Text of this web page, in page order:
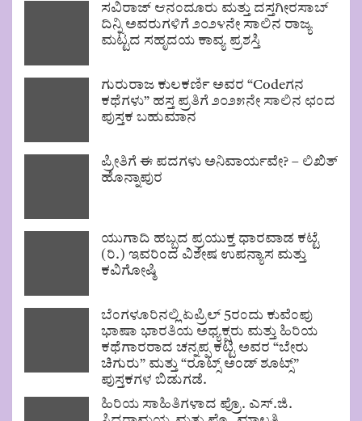
ಸವಿರಾಜ್ ಆನಂದೂರು ಮತ್ತು ದಸ್ತಗೀರಸಾಬ್
ದಿನ್ನಿ ಅವರುಗಳಿಗೆ ೨೦೨೪ನೇ ಸಾಲಿನ ರಾಜ್ಯ
ಮಟ್ಟದ ಸಹೃದಯ ಕಾವ್ಯ ಪ್ರಶಸ್ತಿ
ಗುರುರಾಜ ಕುಲಕರ್ಣಿ ಅವರ “Codeಗನ
ಕಥೆಗಳು” ಹಸ್ತ ಪ್ರತಿಗೆ ೨೦೨೫ನೇ ಸಾಲಿನ ಛಂದ
ಪುಸ್ತಕ ಬಹುಮಾನ
ಪ್ರೀತಿಗೆ ಈ ಪದಗಳು ಅನಿವಾರ್ಯವೇ? – ಲಿಖಿತ್
ಹೊನ್ನಾಪುರ
ಯುಗಾದಿ ಹಬ್ಬದ ಪ್ರಯುಕ್ತ ಧಾರವಾಡ ಕಟ್ಟೆ
(ರಿ.) ಇವರಿಂದ ವಿಶೇಷ ಉಪನ್ಯಾಸ ಮತ್ತು
ಕವಿಗೋಷ್ಠಿ
ಬೆಂಗಳೂರಿನಲ್ಲಿ ಏಪ್ರಿಲ್ 5ರಂದು ಕುವೆಂಪು
ಭಾಷಾ ಭಾರತಿಯ ಅಧ್ಯಕ್ಷರು ಮತ್ತು ಹಿರಿಯ
ಕಥೆಗಾರರಾದ ಚನ್ನಪ್ಪ ಕಟ್ಟಿ ಅವರ “ಬೇರು
ಚಿಗುರು” ಮತ್ತು “ರೂಟ್ಸ್ ಅಂಡ್ ಶೂಟ್ಸ್”
ಪುಸ್ತಕಗಳ ಬಿಡುಗಡೆ.
ಹಿರಿಯ ಸಾಹಿತಿಗಳಾದ ಪ್ರೊ. ಎಸ್.ಜಿ.